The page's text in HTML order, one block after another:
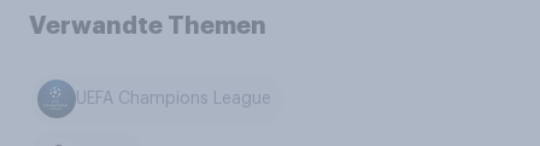
Verwandte Themen
UEFA Champions League